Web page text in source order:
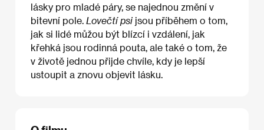
lásky pro mladé páry, se najednou změní v
bitevní pole. Lovečtí psi jsou příběhem o tom,
jak si lidé můžou být blízcí i vzdálení, jak
křehká jsou rodinná pouta, ale také o tom, že
v životě jednou přijde chvíle, kdy je lepší
ustoupit a znovu objevit lásku.